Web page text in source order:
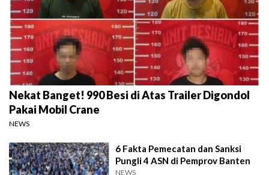
Nekat Banget! 990 Besi di Atas Trailer Digondol
Pakai Mobil Crane
NEWS
6 Fakta Pemecatan dan Sanksi
Pungli 4 ASN di Pemprov Banten
NEWS